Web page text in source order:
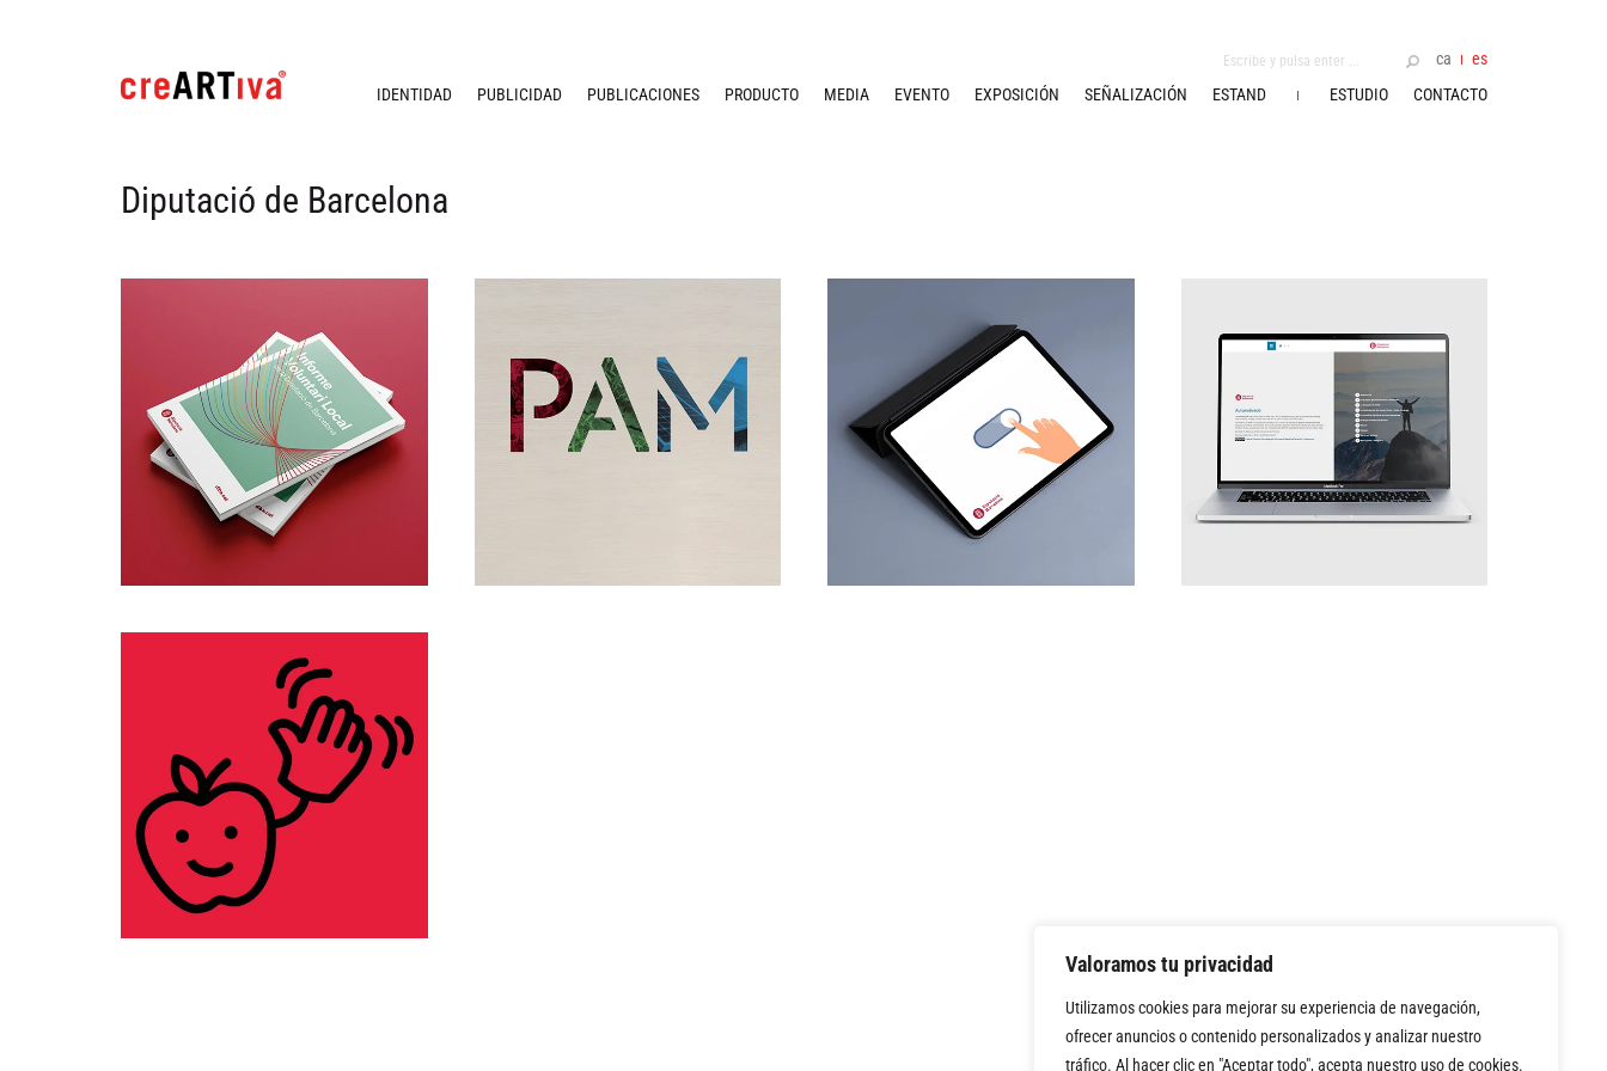
Valoramos tu privacidad
Utilizamos cookies para mejorar su experiencia de navegación,
ofrecer anuncios o contenido personalizados y analizar nuestro
tráfico. Al hacer clic en "Aceptar todo", acepta nuestro uso de cookies.
ca
es
ESTUDIO
CONTACTO
IDENTIDAD PUBLICIDAD PUBLICACIONES PRODUCTO MEDIA EVENTO EXPOSICIÓN SEÑALIZACIÓN ESTAND
Diputació de Barcelona